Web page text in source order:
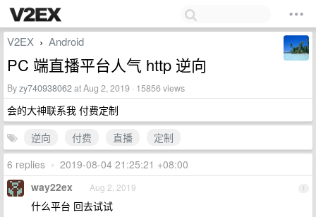
V2EX › Android
PC 端直播平台人气 http 逆向
Byzy740938062at Aug 2, 2019 · 15856 views
会的大神联系我 付费定制
逆向
付费 直播
定制
6 replies • 2019-08-04 21:25:21 +08:00
1
way22ex Aug 2, 2019
什么平台 回去试试